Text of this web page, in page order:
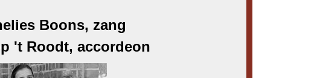
Boons, zang
't Roodt, accordeon